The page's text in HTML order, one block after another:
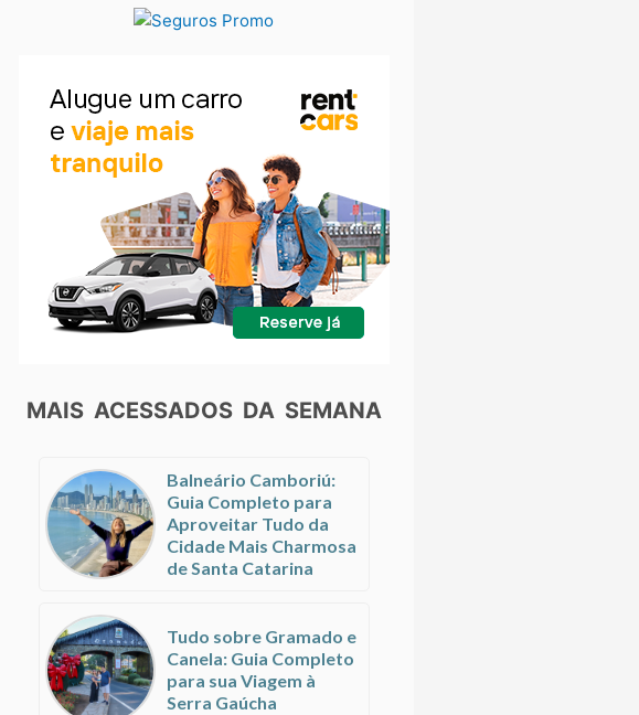
MAIS ACESSADOS DA SEMANA
Balneário Camboriú:
Guia Completo para
Aproveitar Tudo da
Cidade Mais Charmosa
de Santa Catarina
Tudo sobre Gramado e
Canela: Guia Completo
para sua Viagem à
Serra Gaúcha